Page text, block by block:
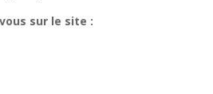
sur le site :